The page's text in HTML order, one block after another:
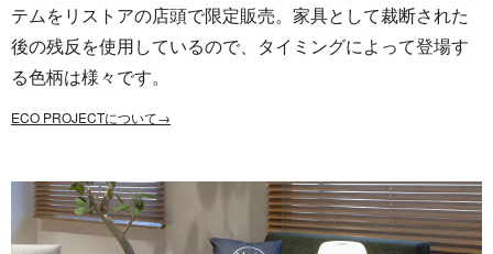
テムをリストアの店頭で限定販売。家具として裁断された
後の残反を使用しているので、タイミングによって登場す
る色柄は様々です。
ECO PROJECTについて→